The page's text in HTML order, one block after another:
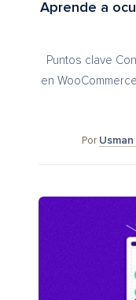
Aprende a
Puntos clave
en
Por Usman